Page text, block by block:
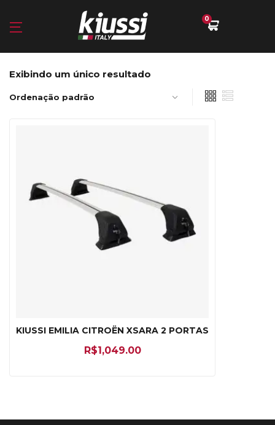
0
Exibindo um único resultado
KIUSSI EMILIA CITROËN XSARA 2 PORTAS
R$1,049.00